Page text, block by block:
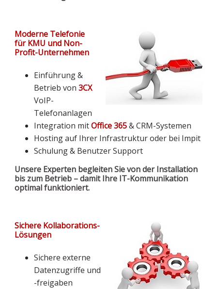
Moderne Telefonie
für KMU und Non-
Profit-Unternehmen
Einführung &
Betrieb von 3CX
VoIP-
Telefonanlagen
Integration mitOffice 365& CRM-Systemen
Hosting auf Ihrer Infrastruktur oder bei Impit
Schulung & Benutzer Support
Unsere Experten begleiten Sie von der Installation
bis zum Betrieb – damit Ihre IT-Kommunikation
optimal funktioniert.
Sichere Kollaborations-
Lösungen
Sichere externe
Datenzugriffe und
-freigaben